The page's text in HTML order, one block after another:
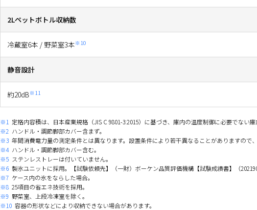
2Lペットボトル収納数
冷蔵室6本 / 野菜室3本※10
静音設計
約20dB※11
※1 定格内容積は、日本産業規格（JIS C 9801-3:2015）に基づき、庫内の温度制御に必要でない
※2 ハンドル・調節脚部カバー含まず。
※3 年間消費電力量の測定条件とは異なります。設置条件により若干異なることがありますので
※4 ハンドル・調節脚部カバー含む。
※5 ステンレストレーは付いていません。
※6 製氷ユニットに採用。【試験依頼先】（一財）ボーケン品質評価機構【試験成績書】（
※7 ケース内の氷をならした場合。
※8 25項目の省エネ技術を採用。
※9 野菜室、上段冷凍室を除く。
※10 容器の形状などにより収納できない場合があります。